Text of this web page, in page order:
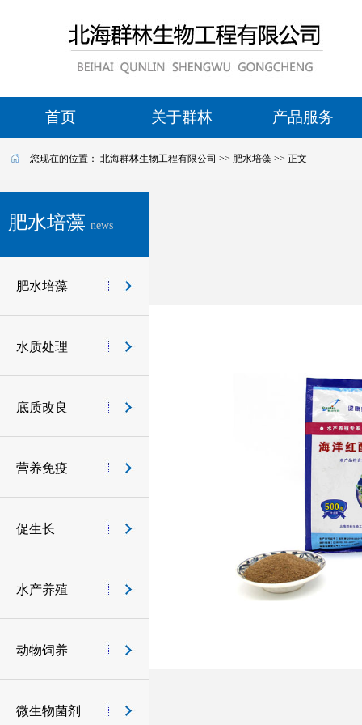
首页 关于群林 产品服务
您现在的位置： 北海群林生物工程有限公司 >> 肥水培藻 >> 正文
肥水培藻 news
肥水培藻
水质处理
底质改良
营养免疫
促生长
水产养殖
动物饲养
微生物菌剂